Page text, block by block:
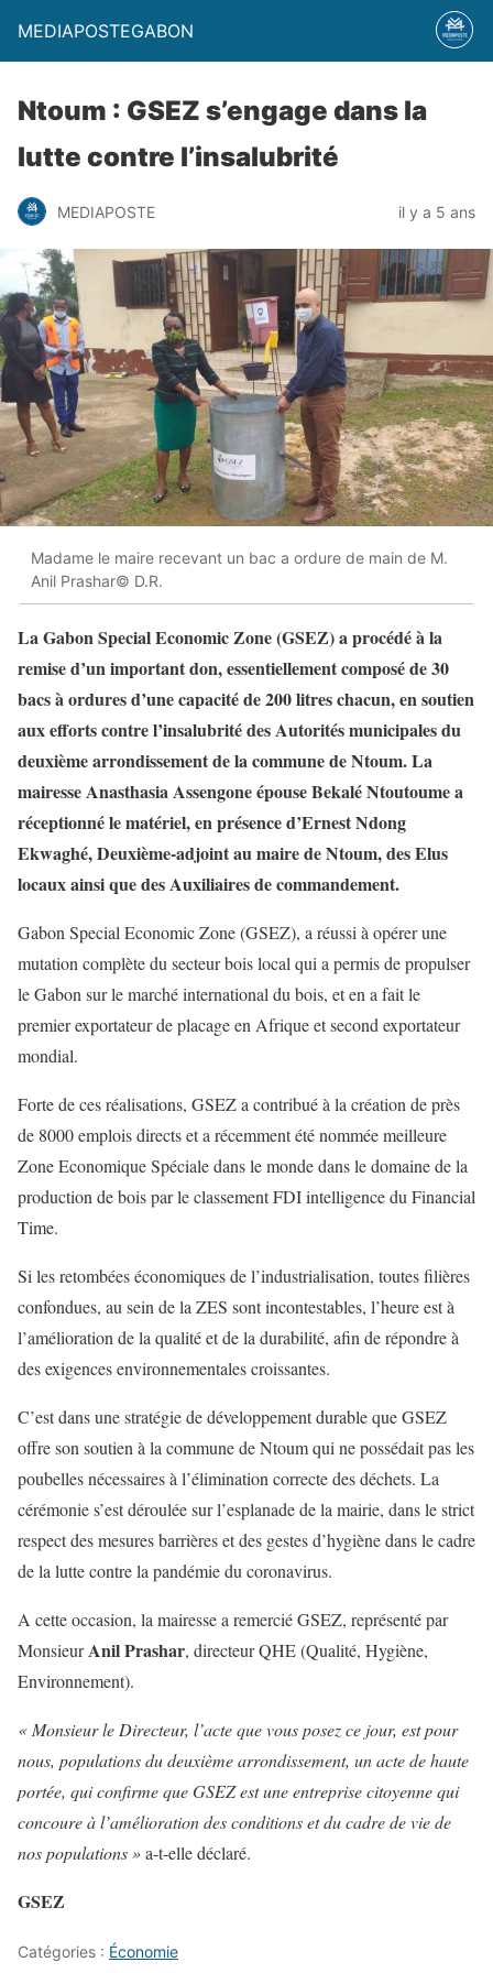
MEDIAPOSTEGABON
Ntoum : GSEZ s’engage dans la
lutte contre l’insalubrité
MEDIAPOSTE il y a 5 ans
Madame le maire recevant un bac a ordure de main de M.
Anil Prashar© D.R.
La Gabon Special Economic Zone (GSEZ) a procédé à la
remise d’un important don, essentiellement composé de 30
bacs à ordures d’une capacité de 200 litres chacun, en soutien
aux efforts contre l’insalubrité des Autorités municipales du
deuxième arrondissement de la commune de Ntoum. La
mairesse Anasthasia Assengone épouse Bekalé Ntoutoume a
réceptionné le matériel, en présence d’Ernest Ndong
Ekwaghé, Deuxième-adjoint au maire de Ntoum, des Elus
locaux ainsi que des Auxiliaires de commandement.
Gabon Special Economic Zone (GSEZ), a réussi à opérer une
mutation complète du secteur bois local qui a permis de propulser
le Gabon sur le marché international du bois, et en a fait le
premier exportateur de placage en Afrique et second exportateur
mondial.
Forte de ces réalisations, GSEZ a contribué à la création de près
de 8000 emplois directs et a récemment été nommée meilleure
Zone Economique Spéciale dans le monde dans le domaine de la
production de bois par le classement FDI intelligence du Financial
Time.
Si les retombées économiques de l’industrialisation, toutes filières
confondues, au sein de la ZES sont incontestables, l’heure est à
l’amélioration de la qualité et de la durabilité, afin de répondre à
des exigences environnementales croissantes.
C’est dans une stratégie de développement durable que GSEZ
offre son soutien à la commune de Ntoum qui ne possédait pas les
poubelles nécessaires à l’élimination correcte des déchets. La
cérémonie s’est déroulée sur l’esplanade de la mairie, dans le strict
respect des mesures barrières et des gestes d’hygiène dans le cadre
de la lutte contre la pandémie du coronavirus.
A cette occasion, la mairesse a remercié GSEZ, représenté par
MonsieurAnil Prashar, directeur QHE (Qualité, Hygiène,
Environnement).
« Monsieur le Directeur, l’acte que vous posez ce jour, est pour
nous, populations du deuxième arrondissement, un acte de haute
portée, qui confirme que GSEZ est une entreprise citoyenne qui
concoure à l’amélioration des conditions et du cadre de vie de
nos populations »a-t-elle déclaré.
GSEZ
Catégories : Économie